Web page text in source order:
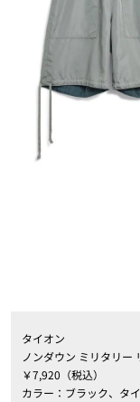
タイオン
ノンダウン ミリタリー
￥7,920（税込）
カラー：ブラック、タ